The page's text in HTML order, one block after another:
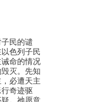
民的谴
色列子民
命的情况
灭。先知
必遭天主
奇迹驱